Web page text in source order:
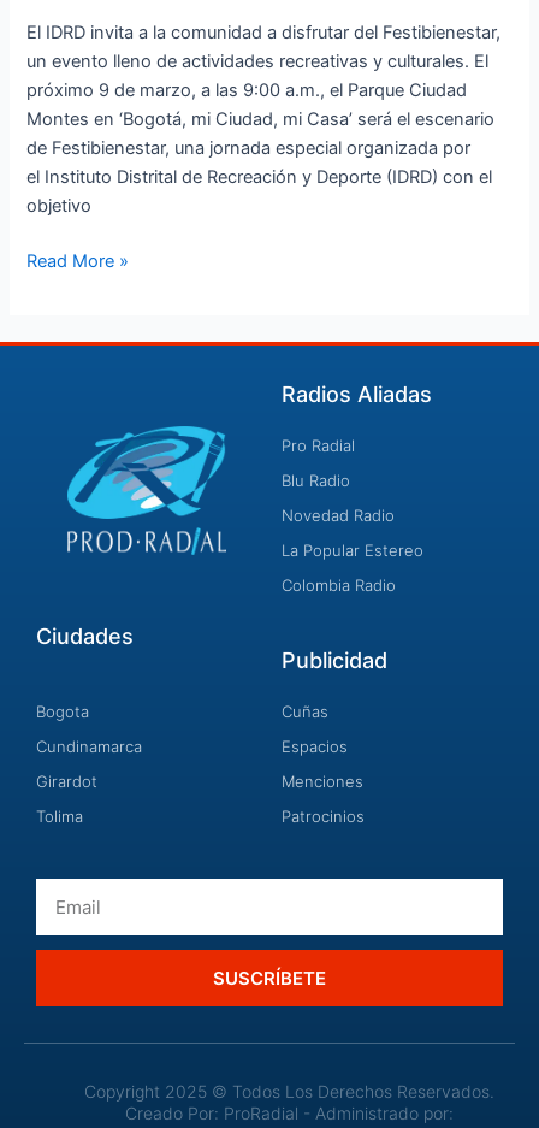
El IDRD invita a la comunidad a disfrutar del Festibienestar,
un evento lleno de actividades recreativas y culturales. El
próximo 9 de marzo, a las 9:00 a.m., el Parque Ciudad
Montes en ‘Bogotá, mi Ciudad, mi Casa’ será el escenario
de Festibienestar, una jornada especial organizada por
el Instituto Distrital de Recreación y Deporte (IDRD) con el
objetivo
Read More »
Radios Aliadas
Pro Radial
Blu Radio
Novedad Radio
La Popular Estereo
Colombia Radio
Ciudades
Bogota
Cundinamarca
Girardot
Tolima
Publicidad
Cuñas
Espacios
Menciones
Patrocinios
SUSCRÍBETE
Copyright 2025 © Todos Los Derechos Reservados.
Creado Por: ProRadial - Administrado por: